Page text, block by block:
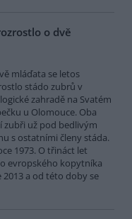
o dvě
mláďata se letos
stádo zubrů v
zahradě na Svatém
u Olomouce. Oba
zubři už pod bedlivým
s ostatními členy stáda.
1973. O třináct let
evropského kopytníka
2013 a od této doby se